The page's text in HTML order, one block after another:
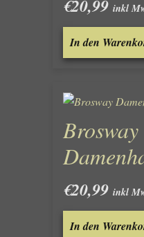
€20,99 inkl
In den
Brosway
€20,99 inkl
In den